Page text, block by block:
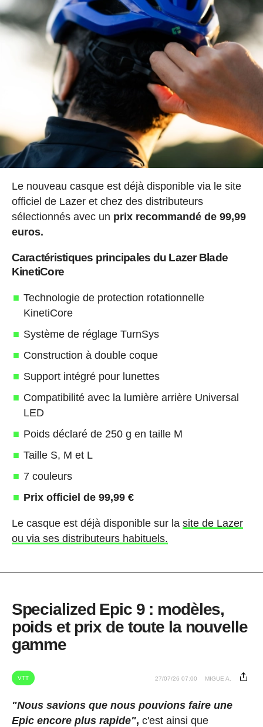
Le nouveau casque est déjà disponible via le site
officiel de Lazer et chez des distributeurs
sélectionnés avec un prix recommandé de 99,99
euros.
Caractéristiques principales du Lazer Blade
KinetiCore
Technologie de protection rotationnelle
KinetiCore
Système de réglage TurnSys
Construction à double coque
Support intégré pour lunettes
Compatibilité avec la lumière arrière Universal
LED
Poids déclaré de 250 g en taille M
Taille S, M et L
7 couleurs
Prix officiel de 99,99 €
Le casque est déjà disponible sur la site de Lazer
ou via ses distributeurs habituels.
Specialized Epic 9 : modèles,
poids et prix de toute la nouvelle
gamme
VTT 27/07/26 07:00 MIGUE A.
"Nous savions que nous pouvions faire une
Epic encore plus rapide", c'est ainsi que